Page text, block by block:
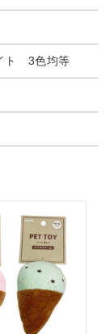
ト 3色均等